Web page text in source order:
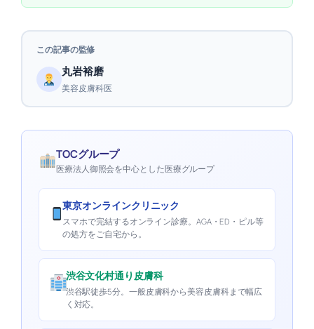
この記事の監修
丸岩裕磨
美容皮膚科医
TOCグループ
医療法人御照会を中心とした医療グループ
東京オンラインクリニック
スマホで完結するオンライン診療。AGA・ED・ピル等
の処方をご自宅から。
渋谷文化村通り皮膚科
渋谷駅徒歩5分。一般皮膚科から美容皮膚科まで幅広
く対応。